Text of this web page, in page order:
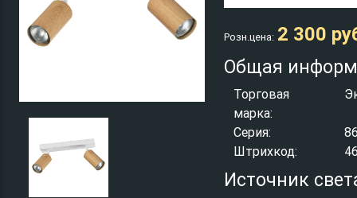
Розн.цена: 2 300
Общая
Торговая
марка:
Серия:
Штрихкод:
Источник